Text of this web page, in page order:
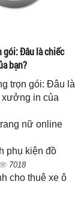
gói: Đâu là chiếc
bạn?
trọn gói: Đâu là
xưởng in của
nữ online
phụ kiện đồ
7018
cho thuê xe ô